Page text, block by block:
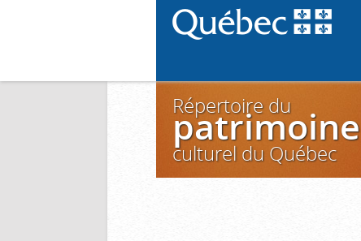
Répertoire du
patrimoine
culturel du Québec